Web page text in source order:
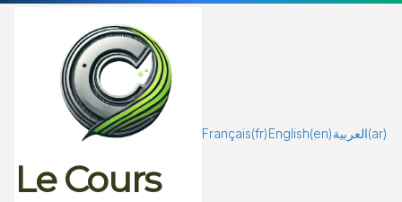
Le Cours
Français(fr) English(en)العربية(ar)